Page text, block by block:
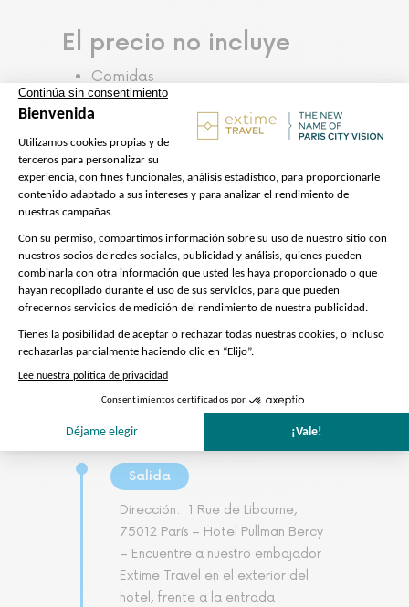
El precio no incluye
Comidas
Preparación de la visita
Nos encargamos de todo
Salida
Dirección:
1 Rue de Libourne,
75012 París – Hotel Pullman Bercy
– Encuentre a nuestro embajador
Extime Travel en el exterior del
hotel, frente a la entrada